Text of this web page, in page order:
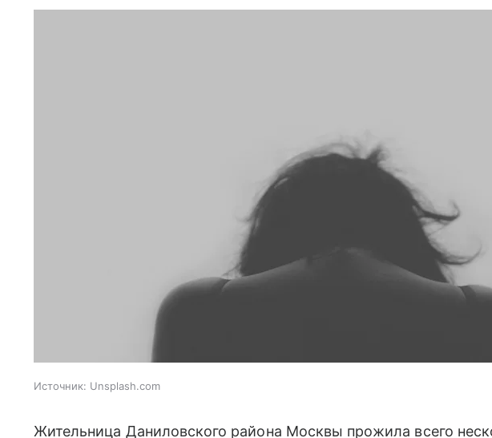
Источник: Unsplash.com
Жительница Даниловского района Москвы прожила всего